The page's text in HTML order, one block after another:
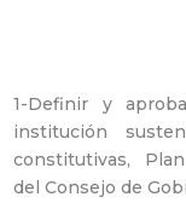
1-Definir y
institución
constitutivas,
del Consejo de